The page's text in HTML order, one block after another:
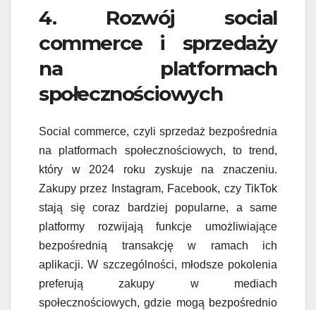
4. Rozwój social
commerce i sprzedaży
na platformach
społecznościowych
Social commerce, czyli sprzedaż bezpośrednia
na platformach społecznościowych, to trend,
który w 2024 roku zyskuje na znaczeniu.
Zakupy przez Instagram, Facebook, czy TikTok
stają się coraz bardziej popularne, a same
platformy rozwijają funkcje umożliwiające
bezpośrednią transakcję w ramach ich
aplikacji. W szczególności, młodsze pokolenia
preferują zakupy w mediach
społecznościowych, gdzie mogą bezpośrednio